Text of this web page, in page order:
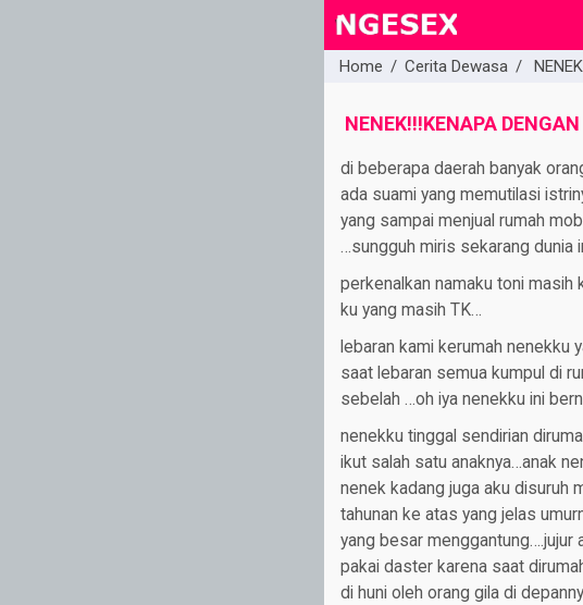
Home / Cerita Dewasa /
NENEK!!!KENAPA
di beberapa daerah banyak
ada suami yang memutilasi
yang sampai menjual rumah
…sungguh miris sekarang dunia
perkenalkan namaku toni
ku yang masih TK…
lebaran kami kerumah nenekku
saat lebaran semua kumpul di
sebelah …oh iya nenekku ini
nenekku tinggal sendirian
ikut salah satu anaknya…anak
nenek kadang juga aku disuruh
tahunan ke atas yang jelas
yang besar
pakai daster karena saat
di huni oleh orang gila di